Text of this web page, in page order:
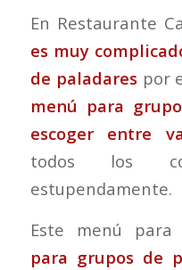
En Restaurante
es muy
de paladarespor
menú para
escoger entre
todos los
estupendamente.
Este menú
para grupos de